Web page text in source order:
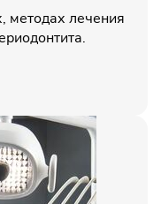
методах лечения